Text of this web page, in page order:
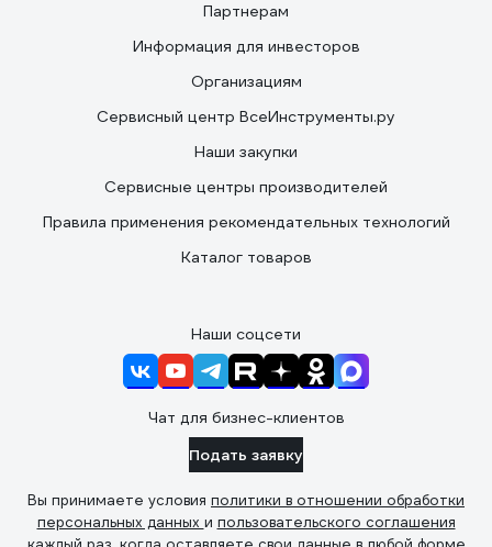
Партнерам
Информация для инвесторов
Организациям
Сервисный центр ВсеИнструменты.ру
Наши закупки
Сервисные центры производителей
Правила применения рекомендательных технологий
Каталог товаров
Наши соцсети
Чат для бизнес-клиентов
Подать заявку
Вы принимаете условия политики в отношении обработки
персональных данных и пользовательского соглашения